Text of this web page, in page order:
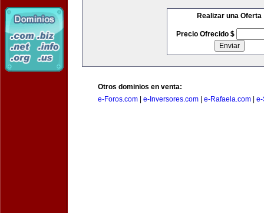
Realizar una Oferta
Precio Ofrecido $
Otros dominios en venta:
e-Foros.com
e-Inversores.com e-Rafaela.com e-